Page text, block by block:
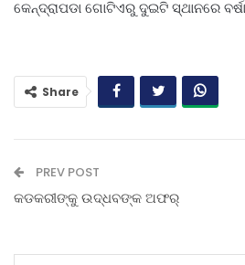
କେନ୍ଦ୍ରାପଡା ଗୋଟିଏରୁ ଦୁଇଟି ସ୍ଥାନରେ
Share
PREV POST
କଡକରୀଙ୍କୁ ଉଦ୍ଧବଙ୍କ ଅଫର୍